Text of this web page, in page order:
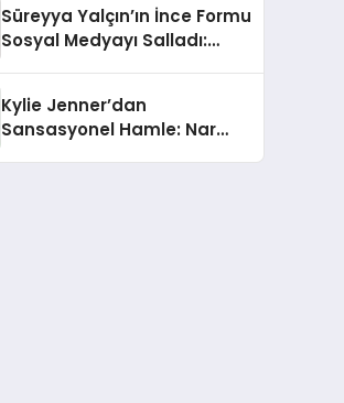
Süreyya Yalçın’ın İnce Formu
Sosyal Medyayı Salladı:
Kylie Jenner’dan
Sansasyonel Hamle: Nar